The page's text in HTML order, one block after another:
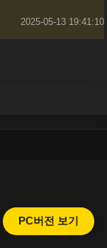
2025-05-13 19:41:10
PC버전 보기